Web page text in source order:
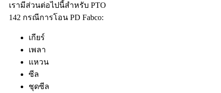
เรามีส่วนต่อไปนี้สำหรับ PTO
142 กรณีการโอน PD Fabco:
เกียร์
เพลา
แหวน
ซีล
ชุดซีล